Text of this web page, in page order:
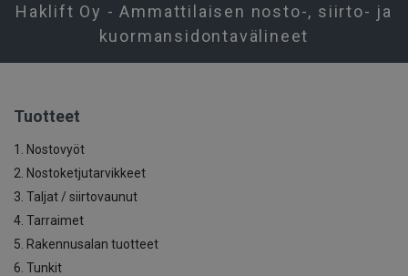
Haklift Oy - Ammattilaisen nosto-, siirto- ja
kuormansidontavälineet
Tuotteet
1. Nostovyöt
2. Nostoketjutarvikkeet
3. Taljat / siirtovaunut
4. Tarraimet
5. Rakennusalan tuotteet
6. Tunkit